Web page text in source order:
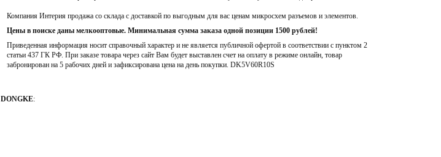
Компания Интерия продажа со склада с доставкой по выгодным для вас ценам микросхем разъемов и элементов.
Цены в поиске даны мелкооптовые. Минимальная сумма заказа одной позиции 1500 рублей!
Приведенная информация носит справочный характер и не является публичной офертой в соответствии с пунктом 2
статьи 437 ГК РФ. При заказе товара через сайт Вам будет выставлен счет на оплату в режиме онлайн, товар
забронирован на 5 рабочих дней и зафиксирована цена на день покупки. DK5V60R10S
DONGKE: